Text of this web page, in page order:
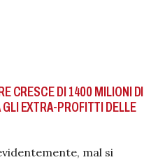
CRESCE DI 1400 MILIONI DI
EXTRA-PROFITTI DELLE
mal si